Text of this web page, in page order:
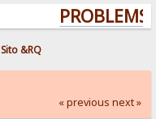
Sito &RQ
« previous next »